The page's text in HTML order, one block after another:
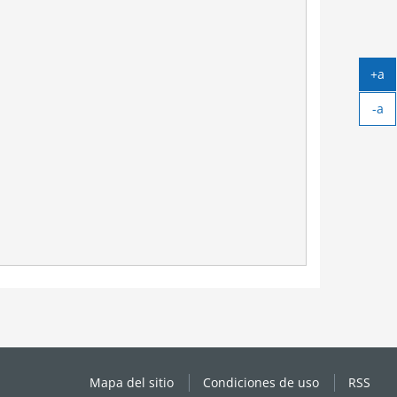
Mapa del sitio Condiciones de uso RSS
+a
-a